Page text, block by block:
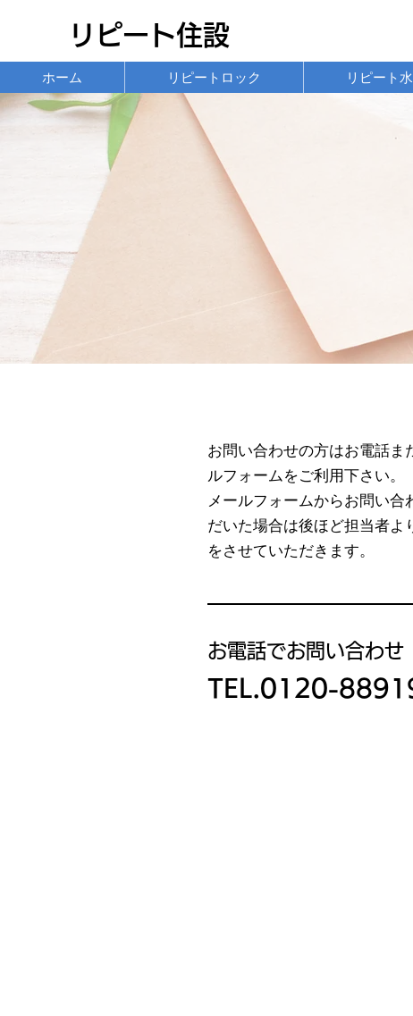
リピート住設
ホーム リピートロック リピート
お問い合わせの方はお電話ま
ルフォームをご利用下さい。
メールフォームからお問い合
だいた場合は後ほど担当者よ
をさせていただきます。
お電話でお問い合わせ
​TEL.0120-